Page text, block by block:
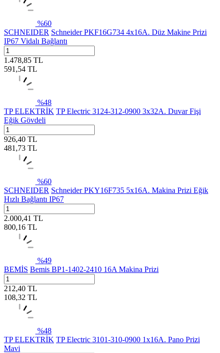
%60
SCHNEIDER Schneider PKF16G734 4x16A. Düz Makine Prizi
IP67 Vidalı Bağlantı
1.478,85 TL
591,54 TL
%48
TP ELEKTRİK TP Electric 3124-312-0900 3x32A. Duvar Fişi
Eğik Gövdeli
926,40 TL
481,73 TL
%60
SCHNEIDER Schneider PKY16F735 5x16A. Makina Prizi Eğik
Hızlı Bağlantı IP67
2.000,41 TL
800,16 TL
%49
BEMİS Bemis BP1-1402-2410 16A Makina Prizi
212,40 TL
108,32 TL
%48
TP ELEKTRİK TP Electric 3101-310-0900 1x16A. Pano Prizi
Mavi